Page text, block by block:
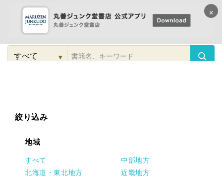
コンテンツに
進む
検
▾
絞り込み
地域
すべて
北海道・東北地方
中部地方
近畿地方
×